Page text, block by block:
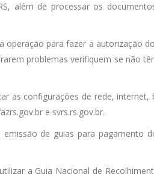
além de processar os
para fazer a autorização
problemas verifiquem se não
as configurações de rede,
e svrs.rs.gov.br.
de guias para pagamento
a Guia Nacional de